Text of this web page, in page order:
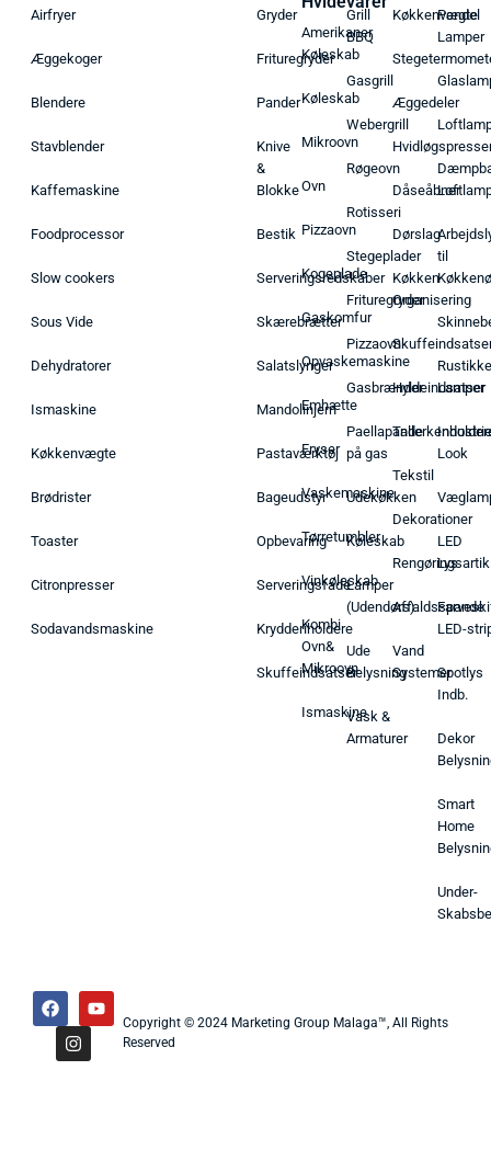
Airfryer
Æggekoger
Blendere
Stavblender
Kaffemaskine
Foodprocessor
Slow cookers
Sous Vide
Dehydratorer
Ismaskine
Køkkenvægte
Brødrister
Toaster
Citronpresser
Sodavandsmaskine
Gryder
Frituregryder
Pander
Knive
&
Blokke
Bestik
Serveringsredskaber
Skærebrætter
Salatslynger
Mandolinjern
Pastaværktøj
Bageudstyr
Opbevaring
Serveringsfade
Krydderiholdere
Skuffeindsatser
Amerikaner
Køleskab
Køleskab
Mikroovn
Ovn
Pizzaovn
Kogeplade
Gaskomfur
Opvaskemaskine
Emhætte
Fryser
Vaskemaskine
Tørretumbler
Vinkøleskab
Kombi
Ovn&
Mikroovn
Ismaskine
Grill
BBQ
Gasgrill
Webergrill
Røgeovn
Rotisseri
Stegeplader
Frituregryder
Pizzaovn
Gasbrænder
Paellapande
på gas
Udekøkken
Køleskab
Lamper
(Udendørs)
Ude
Belysning
Vask &
Armaturer
Køkkenvægte
Æggedeler
Dåseåbner
Dørslag
Køkken
Organisering
Hyldeindsatser
Tekstil
Dekorationer
Affaldsspande
Vand
Systemer
Pendel
Lamper
til
Rustikke
Lamper
Look
LED
Lys
LED-
Spotlys
Indb.
Dekor
Smart
Home
Under-
Copyright © 2024 Marketing Group Malaga™, All Rights
Reserved